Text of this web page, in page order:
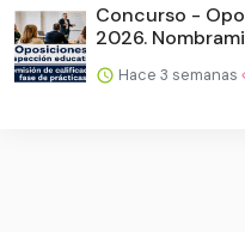
Concurso -
2026.
Hace 3 semanas